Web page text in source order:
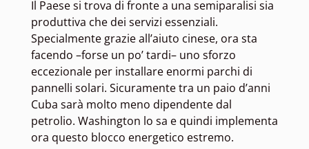
Il Paese si trova di fronte a una semiparalisi sia
produttiva che dei servizi essenziali.
Specialmente grazie all’aiuto cinese, ora sta
facendo –forse un po’ tardi– uno sforzo
eccezionale per installare enormi parchi di
pannelli solari. Sicuramente tra un paio d’anni
Cuba sarà molto meno dipendente dal
petrolio. Washington lo sa e quindi implementa
ora questo blocco energetico estremo.